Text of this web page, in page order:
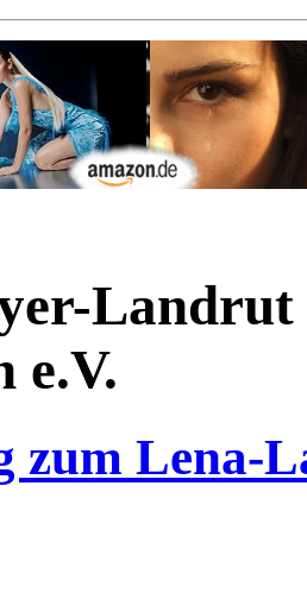
e.V.
zum Lena-